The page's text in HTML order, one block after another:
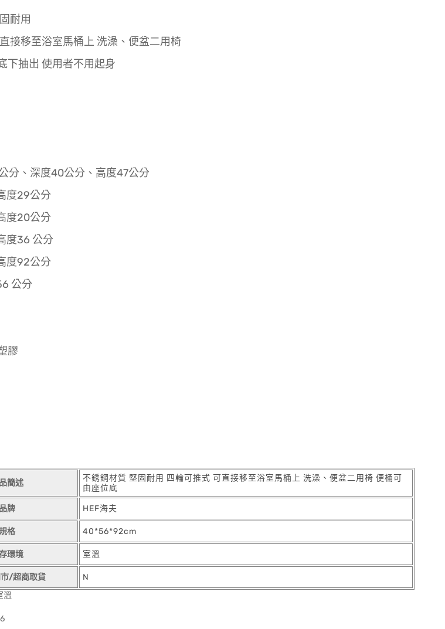
耐用
接移至浴室馬桶上 洗澡、便盆二用椅
下抽出 使用者不用起身
分、深度40公分、高度47公分
度29公分
度20公分
度36 公分
度92公分
公分
膠
簡述
不銹鋼材質 堅固耐用 四輪可推式 可直接移至浴室馬桶上 洗澡、便盆二用椅 便桶可
由座位底
品牌 HEF海夫
格 40*56*92cm
環境 室溫
/超商取貨
N
溫